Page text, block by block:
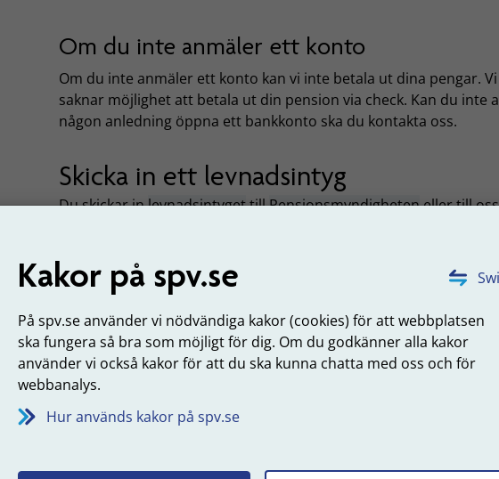
Kakor på spv.se
På spv.se använder vi nödvändiga kakor (cookies) för att webbplatsen
ska fungera så bra som möjligt för dig. Om du godkänner alla kakor
använder vi också kakor för att du ska kunna chatta med oss och för
webbanalys.
Hur används kakor på spv.se
Om du inte anmäler ett konto
Om du inte anmäler ett konto kan vi inte betala ut dina pengar. Vi
saknar möjlighet att betala ut din pension via check. Kan du inte
någon anledning öppna ett bankkonto ska du kontakta oss.
Skicka in ett levnadsintyg
Du skickar inlevnadsintygettillPensionsmyndigheteneller till
Pensionsmyndigheten